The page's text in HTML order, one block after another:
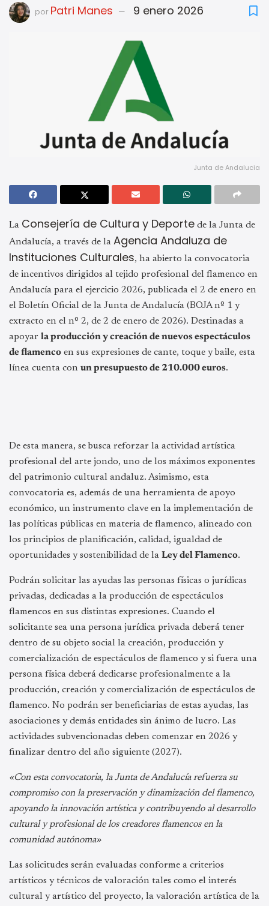
por Patri Manes 9 enero 2026
Junta de Andalucia
La Consejería de Cultura y Deporte de la Junta de
Andalucía, a través de la Agencia Andaluza de
Instituciones Culturales, ha abierto la convocatoria
de incentivos dirigidos al tejido profesional del flamenco en
Andalucía para el ejercicio 2026, publicada el 2 de enero en
el Boletín Oficial de la Junta de Andalucía (BOJA nº 1 y
extracto en el nº 2, de 2 de enero de 2026). Destinadas a
apoyar la producción y creación de nuevos espectáculos
de flamenco en sus expresiones de cante, toque y baile, esta
línea cuenta con un presupuesto de 210.000 euros.
De esta manera, se busca reforzar la actividad artística
profesional del arte jondo, uno de los máximos exponentes
del patrimonio cultural andaluz. Asimismo, esta
convocatoria es, además de una herramienta de apoyo
económico, un instrumento clave en la implementación de
las políticas públicas en materia de flamenco, alineado con
los principios de planificación, calidad, igualdad de
oportunidades y sostenibilidad de la Ley del Flamenco.
Podrán solicitar las ayudas las personas físicas o jurídicas
privadas, dedicadas a la producción de espectáculos
flamencos en sus distintas expresiones. Cuando el
solicitante sea una persona jurídica privada deberá tener
dentro de su objeto social la creación, producción y
comercialización de espectáculos de flamenco y si fuera una
persona física deberá dedicarse profesionalmente a la
producción, creación y comercialización de espectáculos de
flamenco. No podrán ser beneficiarias de estas ayudas, las
asociaciones y demás entidades sin ánimo de lucro. Las
actividades subvencionadas deben comenzar en 2026 y
finalizar dentro del año siguiente (2027).
«Con esta convocatoria, la Junta de Andalucía refuerza su
compromiso con la preservación y dinamización del flamenco,
apoyando la innovación artística y contribuyendo al desarrollo
cultural y profesional de los creadores flamencos en la
comunidad autónoma»
Las solicitudes serán evaluadas conforme a criterios
artísticos y técnicos de valoración tales como el interés
cultural y artístico del proyecto, la valoración artística de la